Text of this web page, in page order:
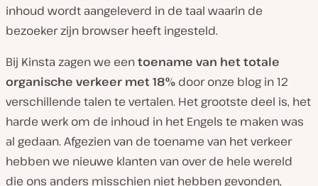
inhoud wordt aangeleverd in de taal waarin de
bezoeker zijn browser heeft ingesteld.
Bij Kinsta zagen we eentoename van het totale
organische verkeer met 18% door onze blog in 12
verschillende talen te vertalen. Het grootste deel is, het
harde werk om de inhoud in het Engels te maken was
al gedaan. Afgezien van de toename van het verkeer
hebben we nieuwe klanten van over de hele wereld
die ons anders misschien niet hebben gevonden,